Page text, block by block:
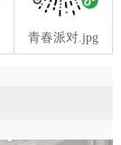
青春派对.jpg